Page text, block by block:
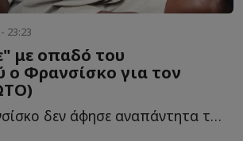
23:23
με οπαδό του
ο Φρανσίσκο για τον
Ο Σιλβέν Φρανσίσκο δεν άφησε αναπάντητα τα όσα έγραψε φ...